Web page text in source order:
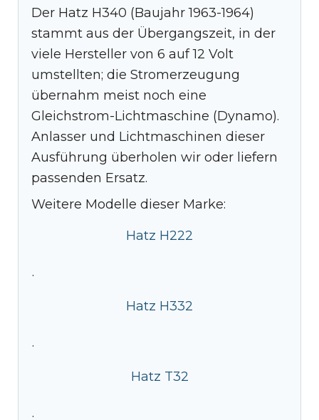
Der Hatz H340 (Baujahr 1963-1964)
stammt aus der Übergangszeit, in der
viele Hersteller von 6 auf 12 Volt
umstellten; die Stromerzeugung
übernahm meist noch eine
Gleichstrom-Lichtmaschine (Dynamo).
Anlasser und Lichtmaschinen dieser
Ausführung überholen wir oder liefern
passenden Ersatz.
Weitere Modelle dieser Marke:
Hatz H222
·
Hatz H332
·
Hatz T32
·